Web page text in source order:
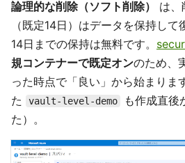
論理的な削除（ソフト削除）
は、
（既定14日）はデータを保持して
14日までの保持は無料です。
規コンテナーで既定オンのため、
った時点で「良い」から始まりま
た
vault-level-demo
も作成直後
た）。